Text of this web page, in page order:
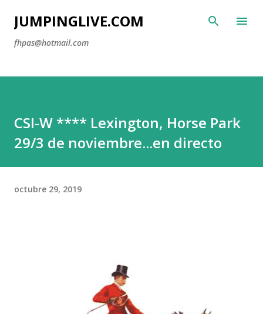
Ir al contenido principal
JUMPINGLIVE.COM
fhpas@hotmail.com
CSI-W **** Lexington, Horse Park
29/3 de noviembre...en directo
octubre 29, 2019